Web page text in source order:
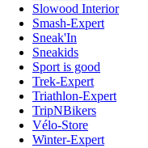
Slowood Interior
Smash-Expert
Sneak'In
Sneakids
Sport is good
Trek-Expert
Triathlon-Expert
TripNBikers
Vélo-Store
Winter-Expert